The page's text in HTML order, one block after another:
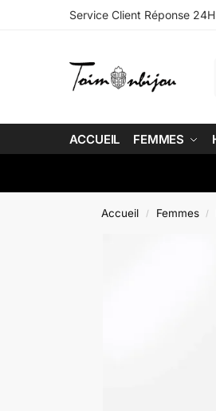
Service Client Réponse 24H
ACCUEIL FEMMES
Accueil / Femmes /